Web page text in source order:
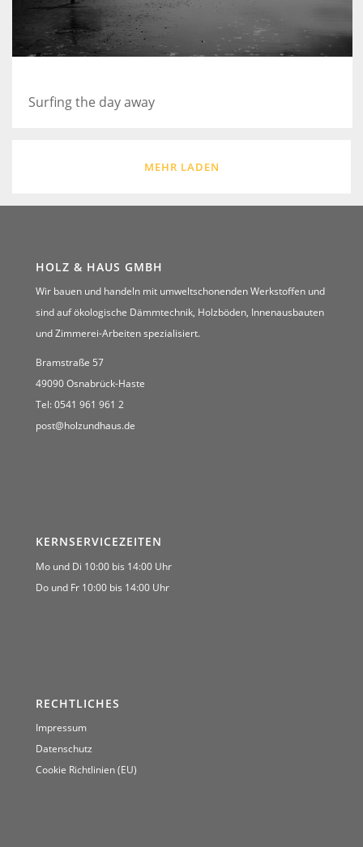
Surfing the day away
MEHR LADEN
HOLZ & HAUS GMBH
Wir bauen und handeln mit umweltschonenden Werkstoffen und
sind auf ökologische Dämmtechnik, Holzböden, Innenausbauten
und Zimmerei-Arbeiten spezialisiert.
Bramstraße 57
49090 Osnabrück-Haste
Tel: 0541 961 961 2
post@holzundhaus.de
KERNSERVICEZEITEN
Mo und Di 10:00 bis 14:00 Uhr
Do und Fr 10:00 bis 14:00 Uhr
RECHTLICHES
Impressum
Datenschutz
Cookie Richtlinien (EU)